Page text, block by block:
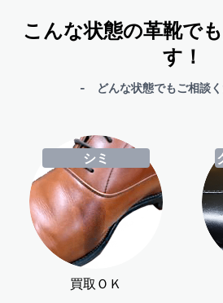
こんな状態の革靴でも
す！
- どんな状態でもご相談
シミ
買取ＯＫ